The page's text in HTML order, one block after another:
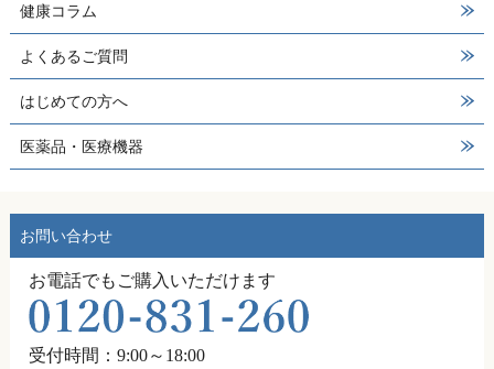
健康コラム
よくあるご質問
はじめての方へ
医薬品・医療機器
お問い合わせ
お電話でもご購入いただけます
受付時間：9:00～18:00